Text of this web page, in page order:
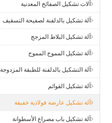
آلات تشكيل الصفائح المعدنية
آلة تشكيل بالدلفنة لصفيحة التسقيف
آلة تشكيل البلاط المزجج
آلة تشكيل المموج المموج
آلة التشكيل بالدلفنة للطبقة المزدوجة
آلة تشكيل القوائم
آلة تشكيل عارضة فولاذية خفيفة
آلة تشكيل باب مصراع الأسطوانة